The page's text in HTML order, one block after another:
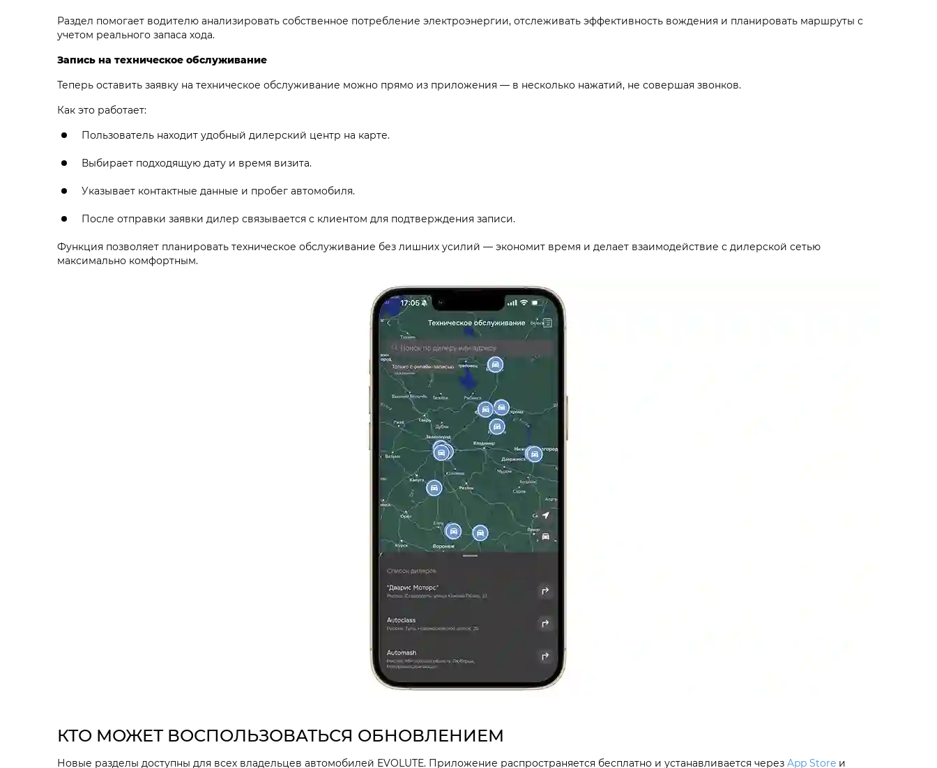
Раздел помогает водителю анализировать собственное потребление электроэнергии, отслеживать эффективность вождения и планировать маршруты с
учетом реального запаса хода.
Запись на техническое обслуживание
Теперь оставить заявку на техническое обслуживание можно прямо из приложения — в несколько нажатий, не совершая звонков.
Как это работает:
Пользователь находит удобный дилерский центр на карте.
Выбирает подходящую дату и время визита.
Указывает контактные данные и пробег автомобиля.
После отправки заявки дилер связывается с клиентом для подтверждения записи.
Функция позволяет планировать техническое обслуживание без лишних усилий — экономит время и делает взаимодействие с дилерской сетью
максимально комфортным.
КТО МОЖЕТ ВОСПОЛЬЗОВАТЬСЯ ОБНОВЛЕНИЕМ
Новые разделы доступны для всех владельцев автомобилей EVOLUTE. Приложение распространяется бесплатно и устанавливается через App Store и